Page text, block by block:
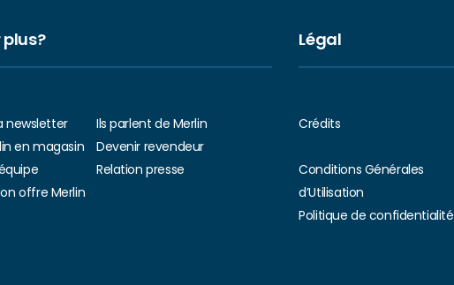
plus?
newsletter
Ils parlent de Merlin
en magasin
Devenir revendeur
Relation presse
offre Merlin
Légal
Crédits
Conditions Générales
d’Utilisation
Politique de confidentialité